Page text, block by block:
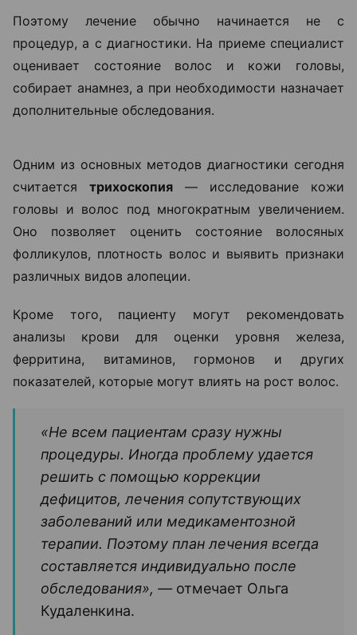
Поэтому лечение обычно начинается не с
процедур, а с диагностики. На приеме специалист
оценивает состояние волос и кожи головы,
собирает анамнез, а при необходимости назначает
дополнительные обследования.
Одним из основных методов диагностики сегодня
считается
головы и волос под многократным увеличением.
Оно позволяет оценить состояние волосяных
фолликулов, плотность волос и выявить признаки
различных видов алопеции.
Кроме того, пациенту могут рекомендовать
ферритина, витаминов, гормонов и других
показателей, которые могут влиять на рост волос.